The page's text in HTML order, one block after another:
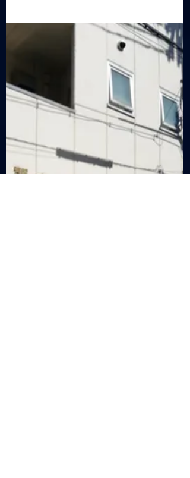
吉井電機のものづく
り‼️part1
こんにちは🍀 なんだかドヨーンとしたお
天気ですね😥 明日は子供たちの運動会だ
というのにお天気の神様がいるならどう
か明日の雨はご勘弁ください🙏 さて、先
日からものづくりの良さを伝えていきた
いと言っている私ですが、吉井電機は何
を作っているの？と思われている方もい
らっしゃる...